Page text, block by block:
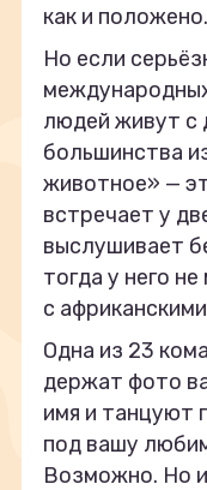
как и положено.
Но если
людей живут с
большинства
животное» —
встречает у
выслушивает
тогда у него
с
Одна из 23
держат фото
имя и танцуют
под вашу
Возможно. Но